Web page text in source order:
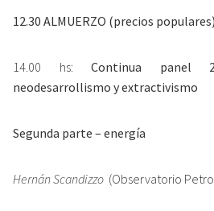
12.30 ALMUERZO (precios populares)
14.00 hs: Continua panel
neodesarrollismo y extractivismo
Segunda parte – energía
Hernán Scandizzo (Observatorio